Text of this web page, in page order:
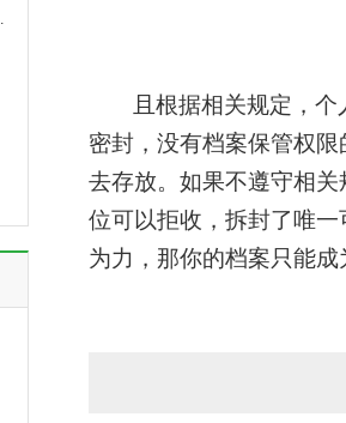
且根据相关规定，
密封，没有档案保管权
去存放。如果不遵守相
位可以拒收，拆封了唯
为力，那你的档案只能